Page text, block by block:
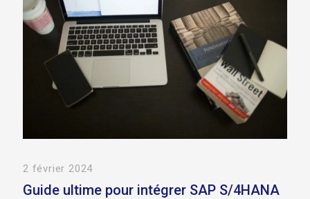
2 février 2024
Guide ultime pour intégrer SAP S/4HANA